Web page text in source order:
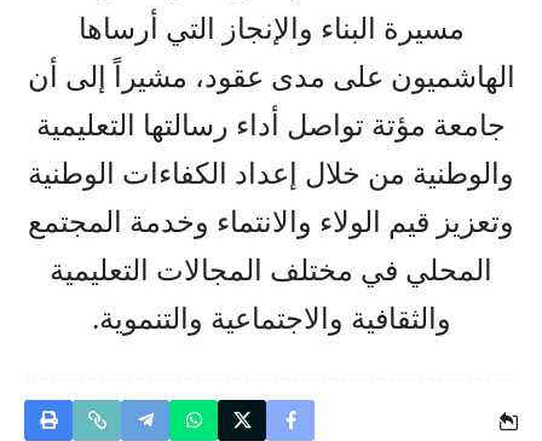
مسيرة البناء والإنجاز التي أرساها
الهاشميون على مدى عقود، مشيراً إلى أن
جامعة مؤتة تواصل أداء رسالتها التعليمية
والوطنية من خلال إعداد الكفاءات الوطنية
وتعزيز قيم الولاء والانتماء وخدمة المجتمع
المحلي في مختلف المجالات التعليمية
والثقافية والاجتماعية والتنموية.